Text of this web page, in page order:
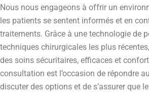
Nous nous engageons à offrir un
les patients se sentent informés et en
traitements. Grâce à une technologie de
techniques chirurgicales les plus
des soins sécuritaires, efficaces et
consultation est l’occasion de répondre
discuter des options et de s’assurer que